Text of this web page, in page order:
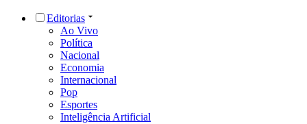
Editorias
Ao Vivo
Política
Nacional
Economia
Internacional
Pop
Esportes
Inteligência Artificial